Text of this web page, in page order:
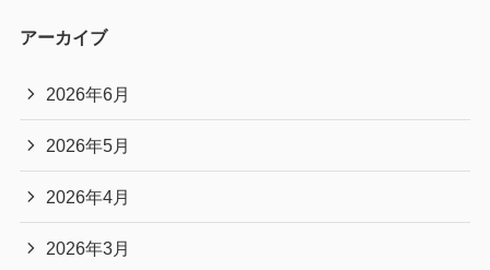
アーカイブ
2026年6月
2026年5月
2026年4月
2026年3月